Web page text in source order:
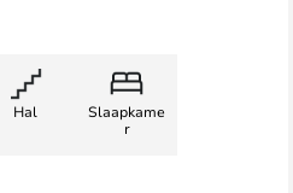
Hal
Slaapkame
r